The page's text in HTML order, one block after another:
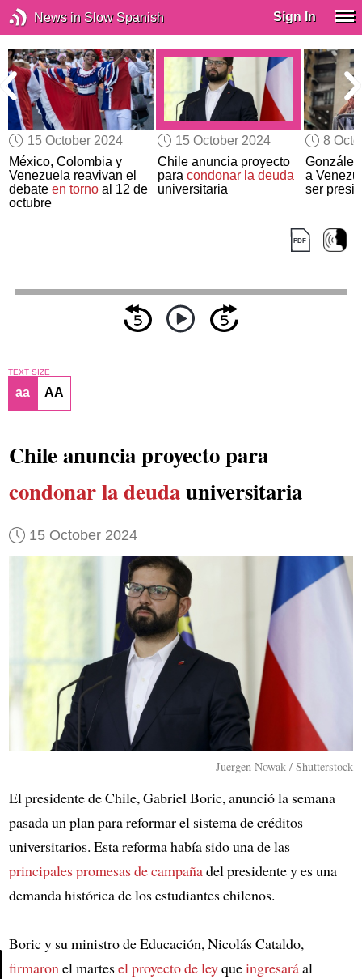
News in Slow Spanish Sign In
15 October 2024
México, Colombia y
Venezuela reavivan el
debateen torno al 12 de
octubre
15 October 2024
Chile anuncia proyecto
para condonar la deuda
universitaria
8
a
ser
TEXT SIZE
aa AA
Chile anuncia proyecto para
condonar la deudauniversitaria
15 October 2024
Juergen Nowak / Shutterstock
El presidente de Chile, Gabriel Boric, anunció la semana
pasada un plan para reformar el sistema de créditos
universitarios. Esta reforma había sido una de las
principales promesas de campañadel presidente y es una
demanda histórica de los estudiantes chilenos.
Boric y su ministro de Educación, Nicolás Cataldo,
firmaron el martesel proyecto de leyqueingresaráal